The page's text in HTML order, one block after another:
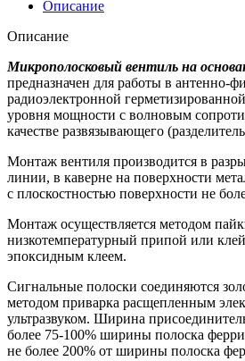
Описание
Описание
Микрополосковый вентиль на
предназначен для работы в антенно-
радиоэлектронной
уровня мощности с волновым
качестве развязывающего
Монтаж вентиля производится в
линии, в каверне на поверхности
с плоскостностью поверхности не
Монтаж осуществляется методом
низкотемпературный припой или
эпоксидным клеем.
Сигнальные полоски соединяются
методом приварка расщепленным
ультразвуком. Ширина
более 75-100% ширины полоска
не более 200% от ширины полоска